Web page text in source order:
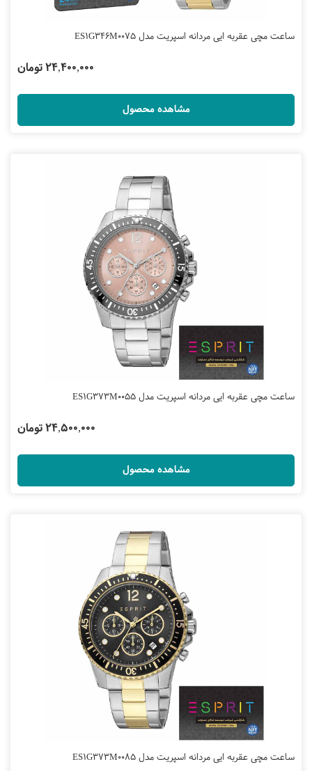
ساعت مچی عقربه ایی مردانه اسپریت مدل ES1G346M0075
24,400,000 تومان
مشاهده محصول
ساعت مچی عقربه ایی مردانه اسپریت مدل ES1G373M0055
24,500,000 تومان
مشاهده محصول
ساعت مچی عقربه ایی مردانه اسپریت مدل ES1G373M0085